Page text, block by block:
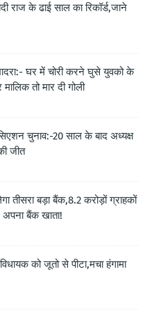
राज के ढाई साल का रिकॉर्ड,जाने
घर में चोरी करने घुसे युवको के
तो मार दी गोली
चुनाव:-20 साल के बाद अध्यक्ष
जीत
तीसरा बड़ा बैंक,8.2 करोड़ों ग्राहकों
बैंक खाता!
को जूतो से पीटा,मचा हंगामा